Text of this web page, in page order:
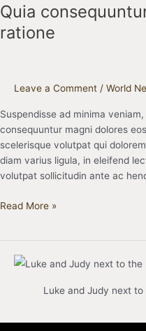
Quia
ratione
Leave a Comment / World
Suspendisse ad minima
consequuntur magni dolores
scelerisque volutpat qui
diam varius ligula, in eleifend
volutpat sollicitudin ante ac
magni
dolores
ratione
Read More »
Luke and Judy next